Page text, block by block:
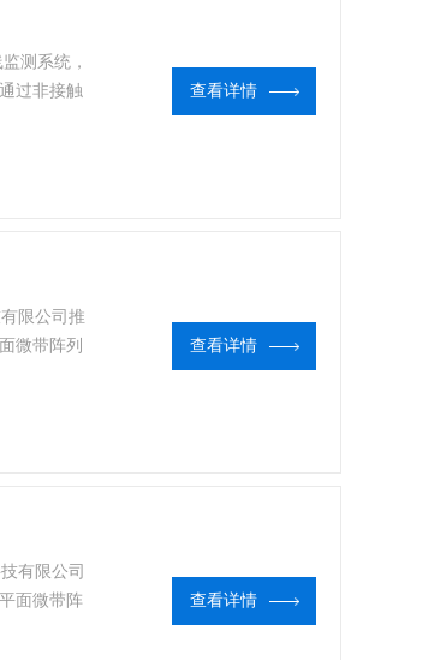
测系统，
过非接触
接触式流
查看详情
限公司推
微带阵列
查看详情
有限公司
面微带阵
查看详情